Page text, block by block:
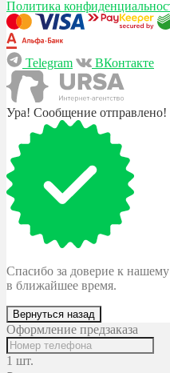
Политика
Telegram ВКонтакте
Ура! Сообщение отправлено!
Спасибо за доверие к
в ближайшее время.
Вернуться назад
Оформление предзаказа
1 шт.